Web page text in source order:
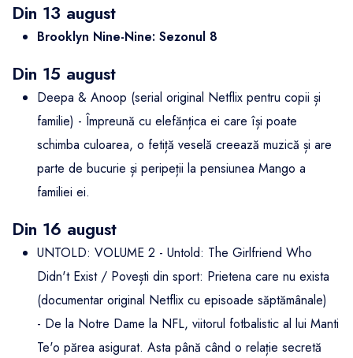
Din 13 august
Brooklyn Nine-Nine: Sezonul 8
Din 15 august
Deepa & Anoop (serial original Netflix pentru copii și
familie) - Împreună cu elefănțica ei care își poate
schimba culoarea, o fetiță veselă creează muzică și are
parte de bucurie și peripeții la pensiunea Mango a
familiei ei.
Din 16 august
UNTOLD: VOLUME 2 - Untold: The Girlfriend Who
Didn't Exist / Povești din sport: Prietena care nu exista
(documentar original Netflix cu episoade săptămânale)
- De la Notre Dame la NFL, viitorul fotbalistic al lui Manti
Te'o părea asigurat. Asta până când o relație secretă